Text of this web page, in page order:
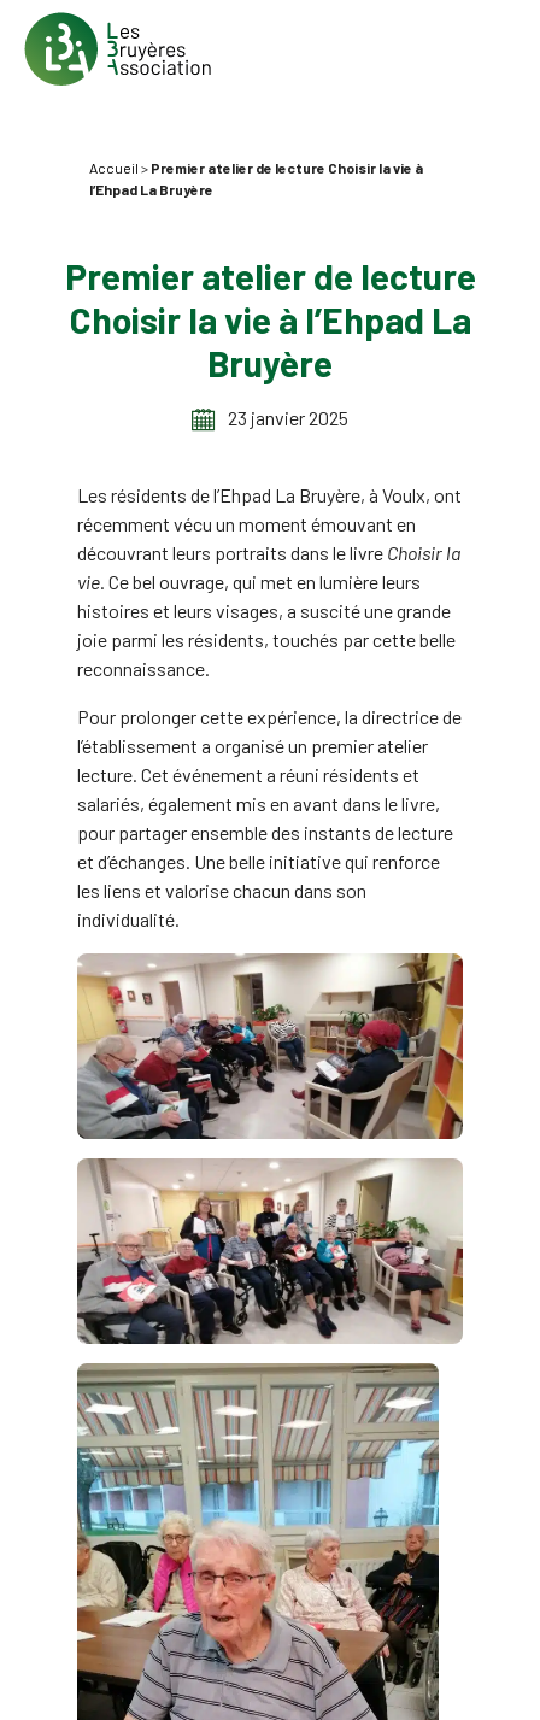
Accueil > Premier atelier de lecture Choisir la vie à
l’Ehpad La Bruyère
Premier atelier de lecture
Choisir la vie à l’Ehpad La
Bruyère
23 janvier 2025
Les résidents de l’Ehpad La Bruyère, à Voulx, ont
récemment vécu un moment émouvant en
découvrant leurs portraits dans le livre Choisir la
vie. Ce bel ouvrage, qui met en lumière leurs
histoires et leurs visages, a suscité une grande
joie parmi les résidents, touchés par cette belle
reconnaissance.
Pour prolonger cette expérience, la directrice de
l’établissement a organisé un premier atelier
lecture. Cet événement a réuni résidents et
salariés, également mis en avant dans le livre,
pour partager ensemble des instants de lecture
et d’échanges. Une belle initiative qui renforce
les liens et valorise chacun dans son
individualité.